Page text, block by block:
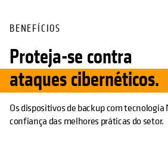
BENEFÍCIOS
Proteja-se contra
ataques cibernéticos.
Os dispositivos de backup com
confiança das melhores práticas do setor.